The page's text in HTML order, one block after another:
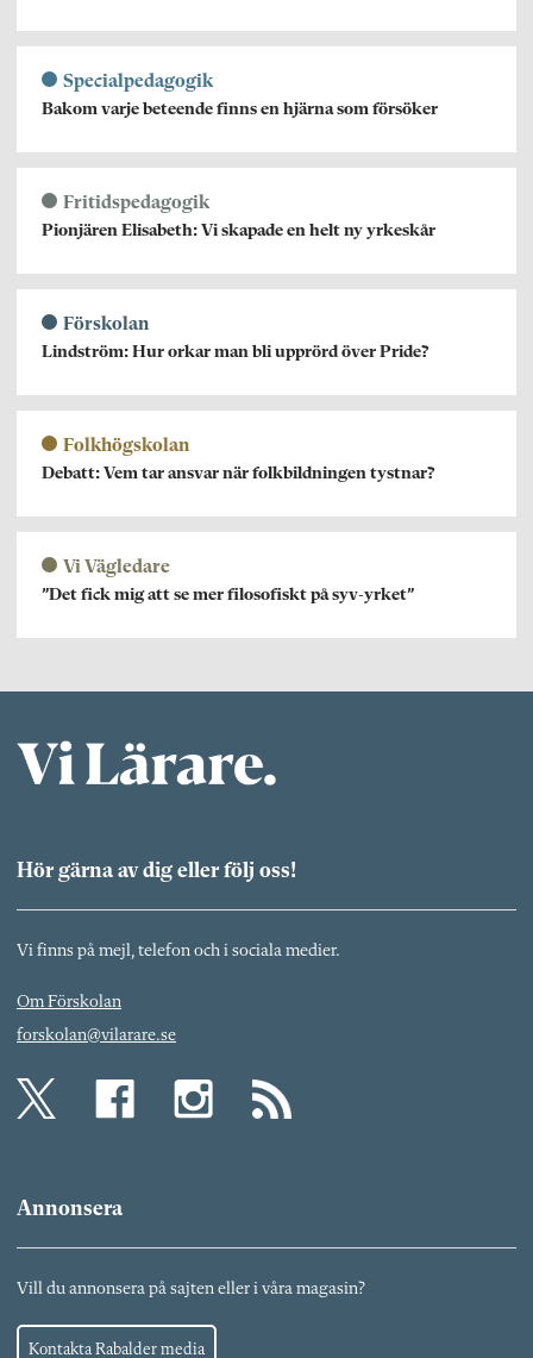
Specialpedagogik
Bakom varje beteende finns en hjärna som försöker
Fritidspedagogik
Pionjären Elisabeth: Vi skapade en helt ny yrkeskår
Förskolan
Lindström: Hur orkar man bli upprörd över Pride?
Folkhögskolan
Debatt: Vem tar ansvar när folkbildningen tystnar?
Vi Vägledare
”Det fick mig att se mer filosofiskt på syv-yrket”
Hör gärna av dig eller följ oss!
Vi finns på mejl, telefon och i sociala medier.
Om Förskolan
forskolan@vilarare.se
Annonsera
Vill du annonsera på sajten eller i våra magasin?
Kontakta Rabalder media